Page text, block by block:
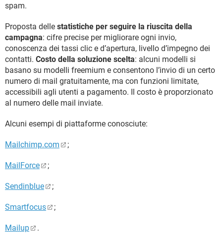
spam.
Proposta delle statistiche per seguire la riuscita della
campagna: cifre precise per migliorare ogni invio,
conoscenza dei tassi clic e d’apertura, livello d’impegno dei
contatti. Costo della soluzione scelta: alcuni modelli si
basano su modelli freemium e consentono l’invio di un certo
numero di mail gratuitamente, ma con funzioni limitate,
accessibili agli utenti a pagamento. Il costo è proporzionato
al numero delle mail inviate.
Alcuni esempi di piattaforme conosciute:
Mailchimp.com ;
MailForce ;
Sendinblue ;
Smartfocus ;
Mailup .